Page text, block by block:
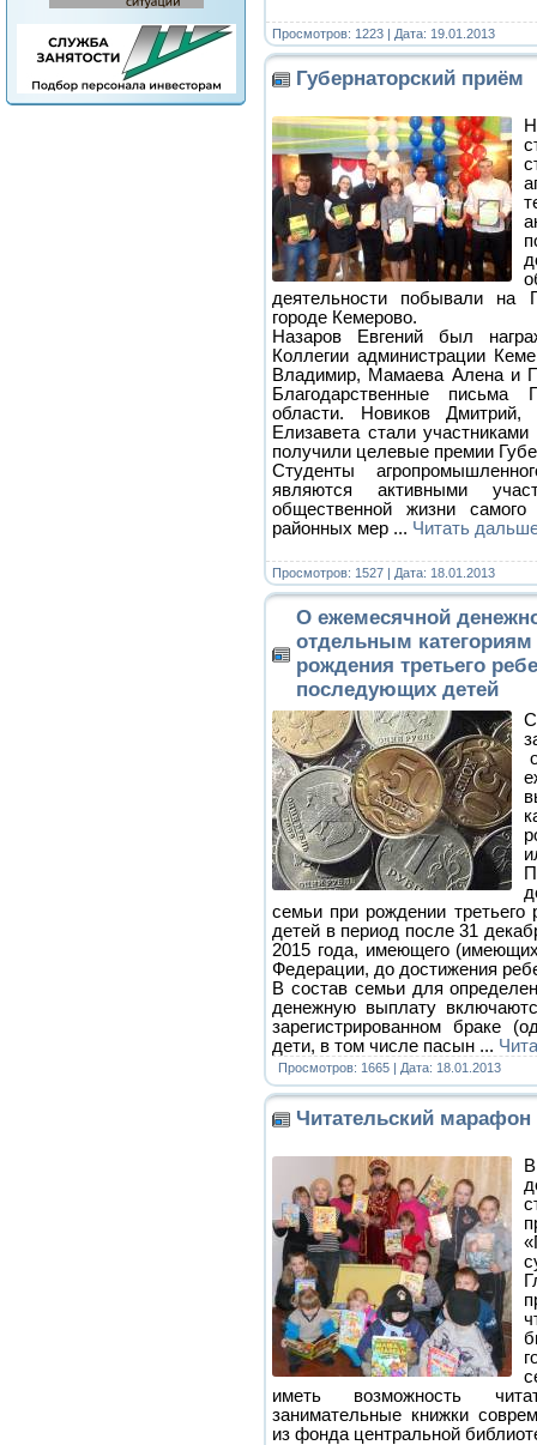
Просмотров: 1223 | Дата: 19.01.2013
Губернаторский приём
деятельности побывали на
городе Кемерово.
Назаров Евгений был
Коллегии администрации
Владимир, Мамаева Алена и
Благодарственные письма
области. Новиков
Елизавета стали
получили целевые премии
Студенты
являются активными
общественной жизни
районных мер ... Читать
Просмотров: 1527 | Дата: 18.01.2013
О ежемесячной
отдельным категориям
рождения третьего
последующих детей
С
семьи при рождении
детей в период после 31
2015 года, имеющего
Федерации, до достижения
В состав семьи для
денежную выплату
зарегистрированном браке
дети, в том числе пасын ...
Просмотров: 1665 | Дата: 18.01.2013
Читательский марафон
иметь возможность
занимательные книжки
из фонда центральной